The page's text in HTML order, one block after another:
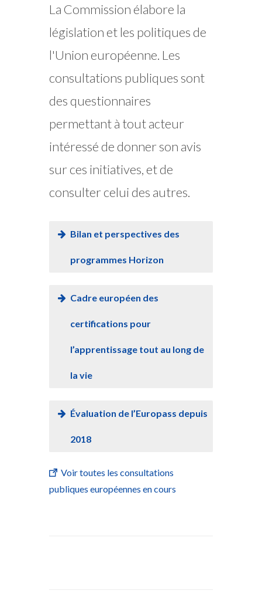
La Commission élabore la
législation et les politiques de
l'Union européenne. Les
consultations publiques sont
des questionnaires
permettant à tout acteur
intéressé de donner son avis
sur ces initiatives, et de
consulter celui des autres.
Bilan et perspectives des
programmes Horizon
Cadre européen des
certifications pour
l’apprentissage tout au long de
la vie
Évaluation de l’Europass depuis
2018
Voir toutes les consultations
publiques européennes en cours